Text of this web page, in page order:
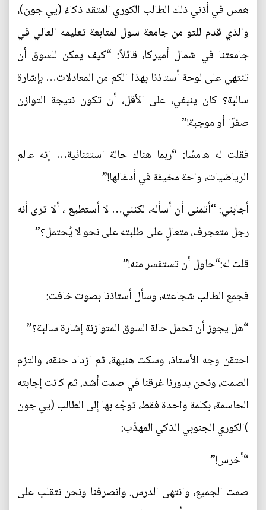
همس في أذني ذلك الطالب الكوري المتقد ذكاءً (يي جون)،
والذي قدم للتو من جامعة سول لمتابعة تعليمه العالي في
جامعتنا في شمال أميركا، قائلاً: “كيف يمكن للسوق أن
تنتهي على لوحة أستاذنا بهذا الكم من المعادلات… بإشارة
سالبة؟ كان ينبغي، على الأقل، أن تكون نتيجة التوازن
صفرًا أو موجبة!”
فقلت له هامسًا: “ربما هناك حالة استثنائية… إنه عالم
الرياضيات، واحة مخيفة في أدغالها!”
أجابني: “أتمنى أن أسأله، لكنني… لا أستطيع ، ألا ترى أنه
رجل متعجرف، متعالٍ على طلبته على نحو لا يُحتمل؟”
قلت له:“حاول أن تستفسر منه!”
فجمع الطالب شجاعته، وسأل أستاذنا بصوت خافت:
“هل يجوز أن تحمل حالة السوق المتوازنة إشارة سالبة؟”
احتقن وجه الأستاذ، وسكت هنيهة، ثم ازداد حنقه، والتزم
الصمت، ونحن بدورنا غرقنا في صمت أشد. ثم كانت إجابته
الحاسمة، بكلمة واحدة فقط، توجّه بها إلى الطالب (يي جون
)الكوري الجنوبي الذكي المهذّب:
“أخرس!”
صمت الجميع، وانتهى الدرس. وانصرفنا ونحن نتقلب على